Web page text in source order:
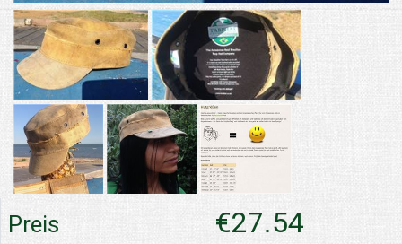
Preis €27.54